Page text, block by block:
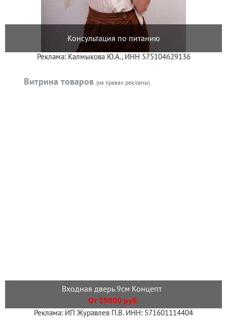
Консультация по питанию
Реклама: Калмыкова Ю.А., ИНН 575104629136
Витрина товаров (на правах рекламы)
Входная дверь 9см Концепт
От 29800 руб.
Реклама: ИП Журавлев П.В. ИНН: 571601114404